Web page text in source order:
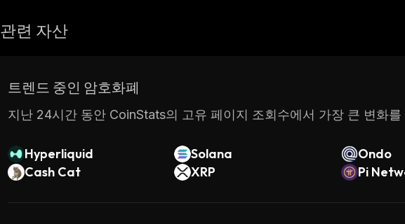
관련 자산
트렌드 중인 암호화폐
지난 24시간 동안 CoinStats의 고유 페이지 조회수에서 가장 큰 변화를
Hyperliquid Solana Ondo
Cash Cat
XRP Pi